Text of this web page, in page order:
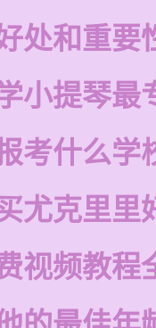
处和重要
小提琴最
考什么学
尤克里里
视频教程